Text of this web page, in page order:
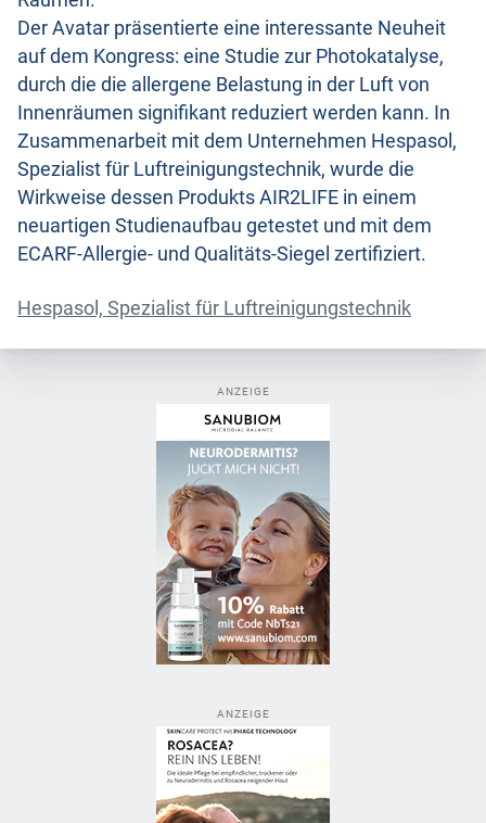
Der Avatar präsentierte eine interessante Neuheit
auf dem Kongress: eine Studie zur Photokatalyse,
durch die die allergene Belastung in der Luft von
Innenräumen signifikant reduziert werden kann. In
Zusammenarbeit mit dem Unternehmen Hespasol,
Spezialist für Luftreinigungstechnik, wurde die
Wirkweise dessen Produkts AIR2LIFE in einem
neuartigen Studienaufbau getestet und mit dem
ECARF-Allergie- und Qualitäts-Siegel zertifiziert.
Hespasol, Spezialist für Luftreinigungstechnik
ANZEIGE
ANZEIGE